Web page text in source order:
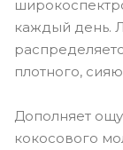
каждый день.
плотного,
Дополняет
кокосового